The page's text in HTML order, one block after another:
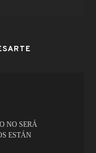
NO SERÁ
ESTÁN